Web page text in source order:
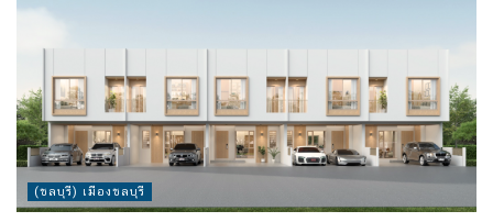
(ชลบุรี) เมืองชลบุรี